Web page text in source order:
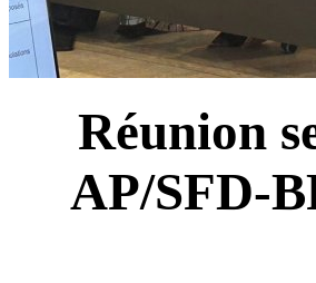
Réunion
AP/SFD-